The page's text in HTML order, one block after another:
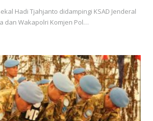
Hadi Tjahjanto didampingi KSAD Jenderal
dan Wakapolri Komjen Pol…